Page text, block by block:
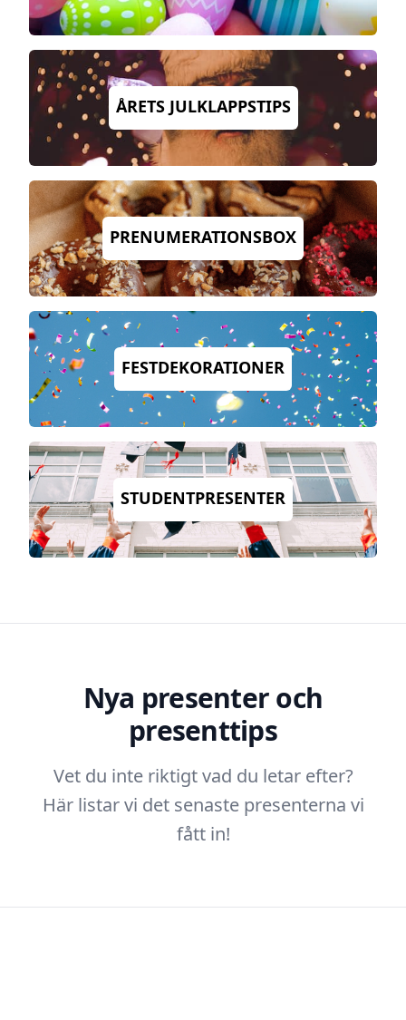
ÅRETS JULKLAPPSTIPS
PRENUMERATIONSBOX
FESTDEKORATIONER
STUDENTPRESENTER
Nya presenter och
presenttips
Vet du inte riktigt vad du letar efter?
Här listar vi det senaste presenterna vi
fått in!